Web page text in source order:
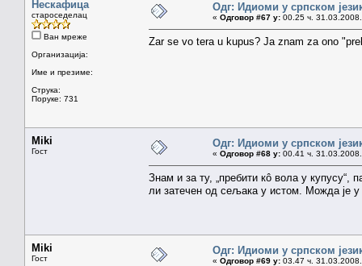
Нескафица
староседелац
Ван мреже
Организација:
Име и презиме:
Струка:
Поруке: 731
Одг: Идиоми у српском
« Одговор #67 у: 00.25 ч.
Zar se vo tera u kupus? Ja znam za ono
Miki
Гост
Одг: Идиоми у српском
« Одговор #68 у: 00.41 ч.
Знам и за ту, „пребити кô вола у купусу“,
ли затечен од сељака у истом. Можда је у
Miki
Гост
Одг: Идиоми у српском
« Одговор #69 у: 03.47 ч.